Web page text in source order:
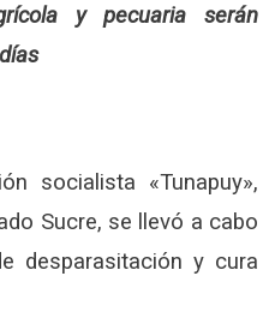
y pecuaria serán
socialista «Tunapuy»,
Sucre, se llevó a cabo
desparasitación y cura